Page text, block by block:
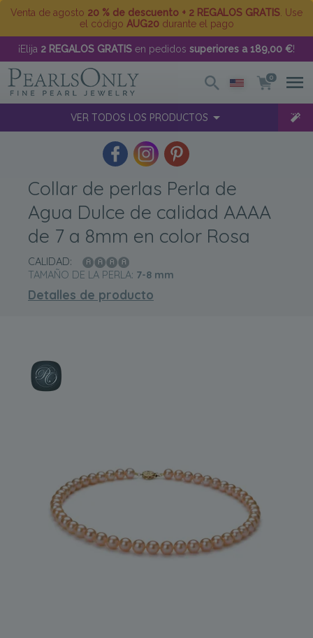
Venta de agosto 20 % de descuento + 2 REGALOS GRATIS . Use
el código AUG20durante el pago
¡Elija 2 REGALOS GRATIS en pedidos superiores a 189,00 €!
0
VER TODOS LOS PRODUCTOS
Collar de perlas Perla de
Agua Dulce de calidad AAAA
de 7 a 8mm en color Rosa
CALIDAD:
TAMAÑO DE LA PERLA: 7-8 mm
Detalles de producto